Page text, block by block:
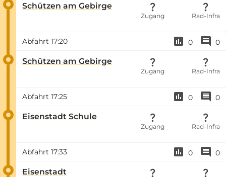
Schützen am Gebirge
Zugang Rad-Infra
Abfahrt 17:20 0 0
Schützen am Gebirge
Zugang Rad-Infra
Abfahrt 17:25 0 0
Eisenstadt Schule
Zugang Rad-Infra
Abfahrt 17:33 0 0
Eisenstadt